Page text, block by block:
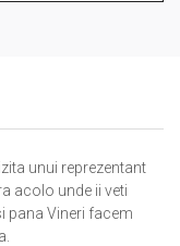
unui reprezentant
acolo unde ii veti
pana Vineri facem